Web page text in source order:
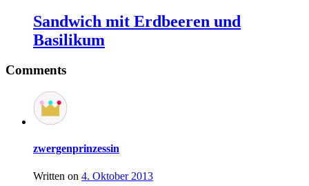
Sandwich mit Erdbeeren und
Basilikum
Comments
zwergenprinzessin
Written on 4. Oktober 2013